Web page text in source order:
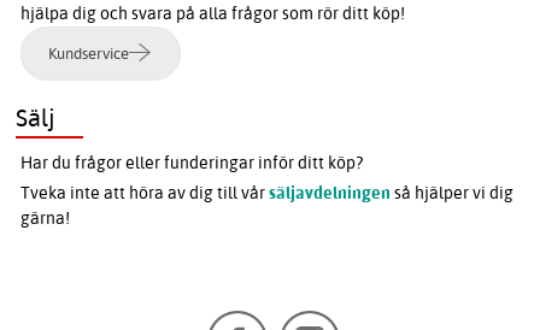
hjälpa dig och svara på alla frågor som rör ditt köp!
Kundservice
Sälj
Har du frågor eller funderingar inför ditt köp?
Tveka inte att höra av dig till vårsäljavdelningen så hjälper vi dig
gärna!